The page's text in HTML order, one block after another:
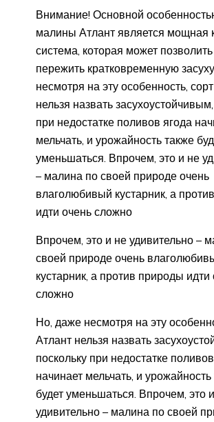
Внимание! Основной
малины Атлант является мощная
система, которая может
пережить кратковременную
несмотря на эту особенность,
нельзя назвать
при недостатке поливов ягода
мельчать, и урожайность также
уменьшаться. Впрочем, это и не
– малина по своей природе очень
влаголюбивый кустарник, а
идти очень сложно
Впрочем, это и не удивительно –
своей природе очень
кустарник, а против природы идти
сложно
Но, даже несмотря на эту
Атлант нельзя назвать
поскольку при недостатке
начинает мельчать, и
будет уменьшаться. Впрочем, это
удивительно – малина по своей